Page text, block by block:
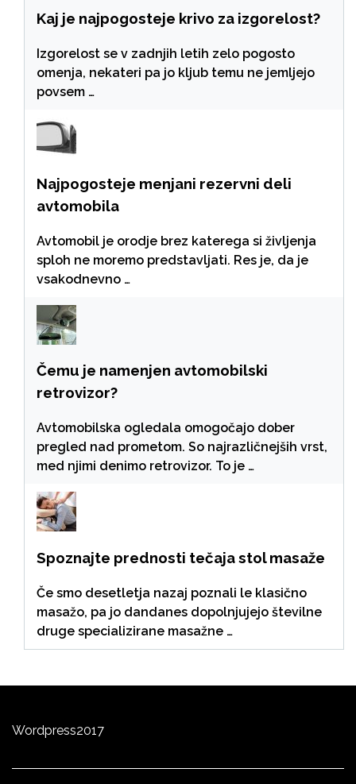
Kaj je najpogosteje krivo za izgorelost?
Izgorelost se v zadnjih letih zelo pogosto
omenja, nekateri pa jo kljub temu ne jemljejo
povsem …
Najpogosteje menjani rezervni deli
avtomobila
Avtomobil je orodje brez katerega si življenja
sploh ne moremo predstavljati. Res je, da je
vsakodnevno …
Čemu je namenjen avtomobilski
retrovizor?
Avtomobilska ogledala omogočajo dober
pregled nad prometom. So najrazličnejših vrst,
med njimi denimo retrovizor. To je …
Spoznajte prednosti tečaja stol masaže
Če smo desetletja nazaj poznali le klasično
masažo, pa jo dandanes dopolnjujejo številne
druge specializirane masažne …
Wordpress2017